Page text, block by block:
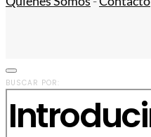
BUSCAR POR: